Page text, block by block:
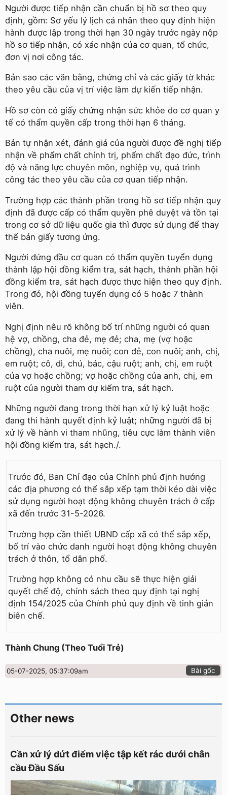
Người được tiếp nhận cần chuẩn bị hồ sơ theo quy
định, gồm: Sơ yếu lý lịch cá nhân theo quy định hiện
hành được lập trong thời hạn 30 ngày trước ngày nộp
hồ sơ tiếp nhận, có xác nhận của cơ quan, tổ chức,
đơn vị nơi công tác.
Bản sao các văn bằng, chứng chỉ và các giấy tờ khác
theo yêu cầu của vị trí việc làm dự kiến tiếp nhận.
Hồ sơ còn có giấy chứng nhận sức khỏe do cơ quan y
tế có thẩm quyền cấp trong thời hạn 6 tháng.
Bản tự nhận xét, đánh giá của người được đề nghị tiếp
nhận về phẩm chất chính trị, phẩm chất đạo đức, trình
độ và năng lực chuyên môn, nghiệp vụ, quá trình
công tác theo yêu cầu của cơ quan tiếp nhận.
Trường hợp các thành phần trong hồ sơ tiếp nhận quy
định đã được cấp có thẩm quyền phê duyệt và tồn tại
trong cơ sở dữ liệu quốc gia thì được sử dụng để thay
thế bản giấy tương ứng.
Người đứng đầu cơ quan có thẩm quyền tuyển dụng
thành lập hội đồng kiểm tra, sát hạch, thành phần hội
đồng kiểm tra, sát hạch được thực hiện theo quy định.
Trong đó, hội đồng tuyển dụng có 5 hoặc 7 thành
viên.
Nghị định nêu rõ không bố trí những người có quan
hệ vợ, chồng, cha đẻ, mẹ đẻ; cha, mẹ (vợ hoặc
chồng), cha nuôi, mẹ nuôi; con đẻ, con nuôi; anh, chị,
em ruột; cô, dì, chú, bác, cậu ruột; anh, chị, em ruột
của vợ hoặc chồng; vợ hoặc chồng của anh, chị, em
ruột của người tham dự kiểm tra, sát hạch.
Những người đang trong thời hạn xử lý kỷ luật hoặc
đang thi hành quyết định kỷ luật; những người đã bị
xử lý về hành vi tham nhũng, tiêu cực làm thành viên
hội đồng kiểm tra, sát hạch./.
Trước đó, Ban Chỉ đạo của Chính phủ định hướng
các địa phương có thể sắp xếp tạm thời kéo dài việc
sử dụng người hoạt động không chuyên trách ở cấp
xã đến trước 31-5-2026.
Trường hợp cần thiết UBND cấp xã có thể sắp xếp,
bố trí vào chức danh người hoạt động không chuyên
trách ở thôn, tổ dân phố.
Trường hợp không có nhu cầu sẽ thực hiện giải
quyết chế độ, chính sách theo quy định tại nghị
định 154/2025 của Chính phủ quy định về tinh giản
biên chế.
Thành Chung (Theo Tuổi Trẻ)
05-07-2025, 05:37:09am Bài gốc
Other news
Cần xử lý dứt điểm việc tập kết rác dưới chân
cầu Đầu Sấu